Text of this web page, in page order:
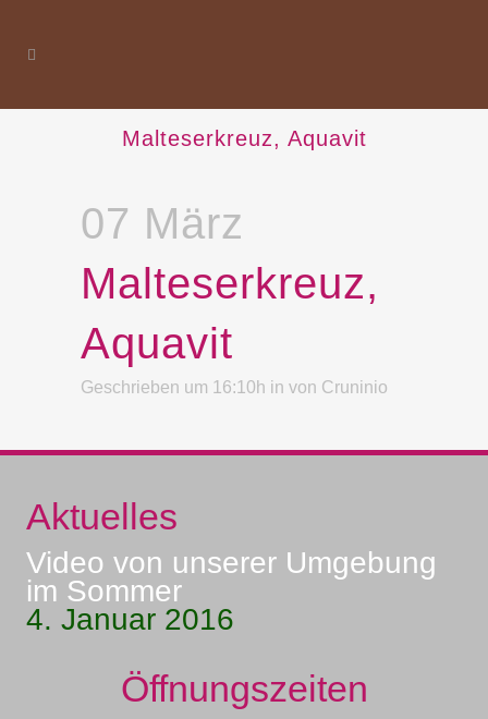
Malteserkreuz, Aquavit
07 März
Malteserkreuz,
Aquavit
Geschrieben um 16:10h in von Cruninio
Aktuelles
Video von unserer Umgebung
im Sommer
4. Januar 2016
Öffnungszeiten